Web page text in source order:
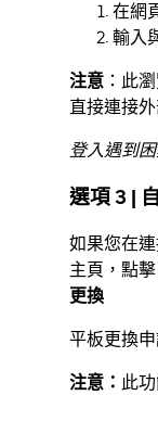
在網
輸入
注意 ：此
直接連接
登入遇到
選項 3 |
如果您在
主頁，點擊
更換
平板更換申
注意： 此